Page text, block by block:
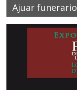
Ajuar funerario